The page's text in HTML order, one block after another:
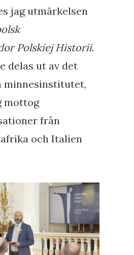
jag utmärkelsen
Polskiej Historii.
delas ut av det
minnesinstitutet,
mottog
från
och Italien